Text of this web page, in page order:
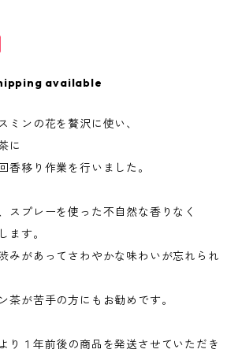
available
ミンの花を贅沢に使い、
に
香移り作業を行いました。
スプレーを使った不自然な香りなく
ます。
みがあってさわやかな味わいが忘れられ
茶が苦手の方にもお勧めです。
り１年前後の商品を発送させていただき